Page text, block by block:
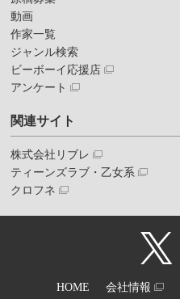
動画
作家一覧
ジャンル検索
ビーボーイ応援店
アンケート
関連サイト
株式会社リブレ
ティーンズラブ・乙女系
クロフネ
HOME 会社情報